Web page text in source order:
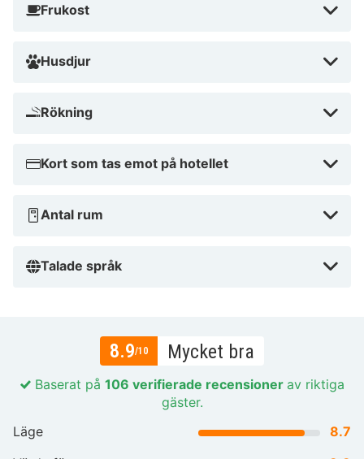
Frukost
Husdjur
Rökning
Kort som tas emot på hotellet
Antal rum
Talade språk
8.9/10 Mycket bra
Baserat på 106 verifierade recensioner av riktiga
gäster.
Läge
8.7